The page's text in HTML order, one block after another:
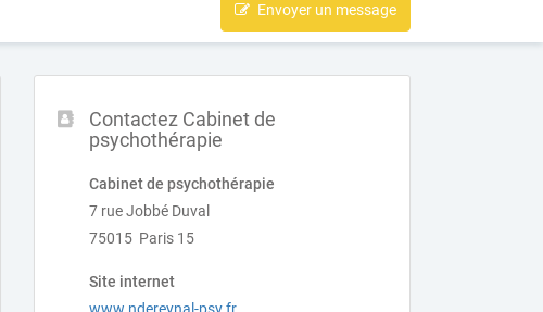
Envoyer un message
Contactez Cabinet de
psychothérapie
Cabinet de psychothérapie
7 rue Jobbé Duval
75015 Paris 15
Site internet